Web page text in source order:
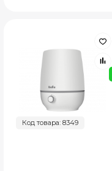
Код товара: 8349